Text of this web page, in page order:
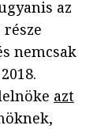
az
nemcsak
azt